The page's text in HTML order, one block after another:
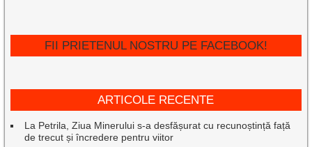
FII PRIETENUL NOSTRU PE FACEBOOK!
ARTICOLE RECENTE
La Petrila, Ziua Minerului s-a desfășurat cu recunoștință față
de trecut și încredere pentru viitor